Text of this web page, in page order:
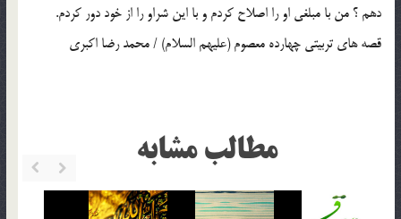
دهم ؟ من با مبلغي او را اصلاح كردم و با اين شراو را از خود دور كردم.
قصه هاي تربيتي چهارده معصوم (عليهم السلام) / محمد رضا اکبري
مطالب مشابه